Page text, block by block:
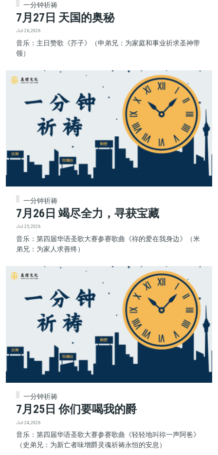
一分钟祈祷
7月27日 天国的奥秘
Jul 26, 2026
音乐：主日赞歌《芥子》（申弟兄：为家庭和事业祈求圣神带
领）
一分钟祈祷
7月26日 竭尽全力，寻获宝藏
Jul 25, 2026
音乐：第四届华语圣歌大赛参赛歌曲《祢的爱在我身边》（米
弟兄：为家人求善终）
一分钟祈祷
7月25日 你们要喝我的爵
Jul 24, 2026
音乐：第四届华语圣歌大赛参赛歌曲《轻轻地叫祢一声阿爸》
（史弟兄：为新亡者味增爵灵魂祈祷永恒的安息）